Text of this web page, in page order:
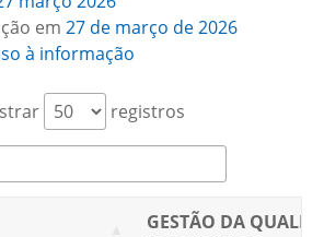
em 27 de março de 2026
à informação
registros
GESTÃO DA